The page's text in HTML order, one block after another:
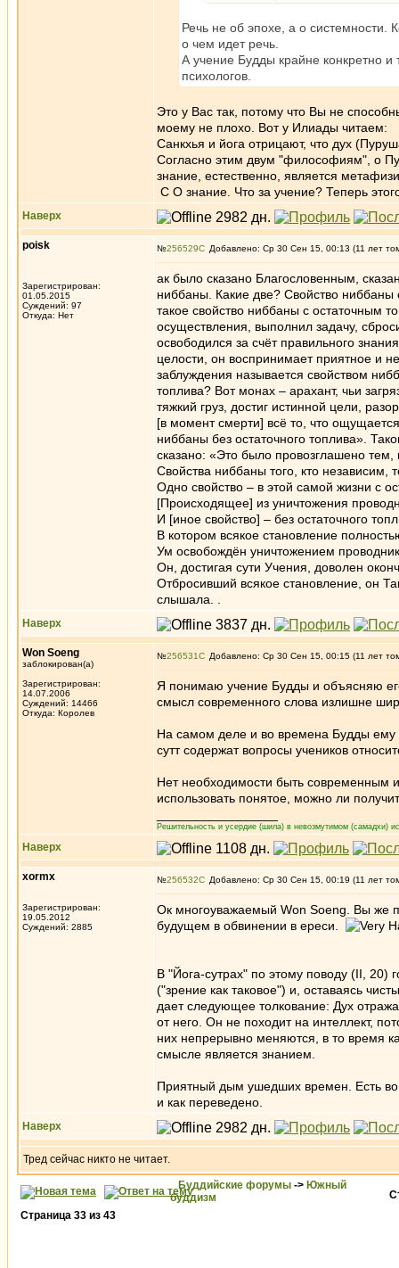
Речь не об эпохе, а о системности.
о чем идет речь.
А учение Будды крайне конкретно
психологов.
Это у Вас так, потому что Вы не
моему не плохо. Вот у Илиады читаем:
Санкхья и йога отрицают, что дух
Согласно этим двум "философиям", о
знание, естественно, является
С О знание. Что за учение? Теперь
Наверх
poisk
Зарегистрирован:
01.05.2015
Суждений: 97
Откуда: Нет
№256529 Добавлено: Ср 30 Сен 15, 00:13 (11 лет
ак было сказано Благословенным,
ниббаны. Какие две? Свойство ниббаны
такое свойство ниббаны с остаточным
осуществления, выполнил задачу,
освободился за счёт правильного
целости, он воспринимает приятное и
заблуждения называется свойством
топлива? Вот монах – арахант, чьи
тяжкий груз, достиг истинной цели,
[в момент смерти] всё то, что
ниббаны без остаточного топлива».
сказано: «Это было провозглашено тем,
Свойства ниббаны того, кто независим,
Одно свойство – в этой самой жизни с
[Происходящее] из уничтожения
И [иное свойство] – без остаточного
В котором всякое становление
Ум освобождён уничтожением
Он, достигая сути Учения, доволен
Отбросивший всякое становление, он
слышала. .
Наверх
Won Soeng
заблокирован(а)
Зарегистрирован:
14.07.2006
Суждений: 14466
Откуда: Королев
№256531 Добавлено: Ср 30 Сен 15, 00:15 (11 лет
Я понимаю учение Будды и объясняю
смысл современного слова излишне
На самом деле и во времена Будды ему
сутт содержат вопросы учеников
Нет необходимости быть современным
использовать понятое, можно ли
Решительность и усердие (шила) в невозмутимом (самадхи)
Наверх
xormx
Зарегистрирован:
19.05.2012
Суждений: 2885
№256532 Добавлено: Ср 30 Сен 15, 00:19 (11 лет
Ок многоуважаемый Won Soeng. Вы же
будущем в обвинении в ереси.
В "Йога-сутрах" по этому поводу (II, 20)
("зрение как таковое") и, оставаясь
дает следующее толкование: Дух
от него. Он не походит на интеллект,
них непрерывно меняются, в то время
смысле является знанием.
Приятный дым ушедших времен. Есть во
и как переведено.
Наверх
Тред сейчас никто не читает.
Буддийские форумы -> Южный
буддизм
Страница 33 из 43